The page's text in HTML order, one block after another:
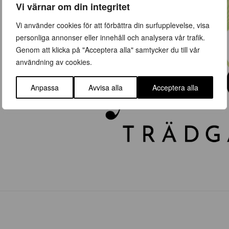
Vi värnar om din integritet
Vi använder cookies för att förbättra din surfupplevelse, visa
personliga annonser eller innehåll och analysera vår trafik.
Genom att klicka på "Acceptera alla" samtycker du till vår
användning av cookies.
Anpassa Avvisa alla Acceptera alla